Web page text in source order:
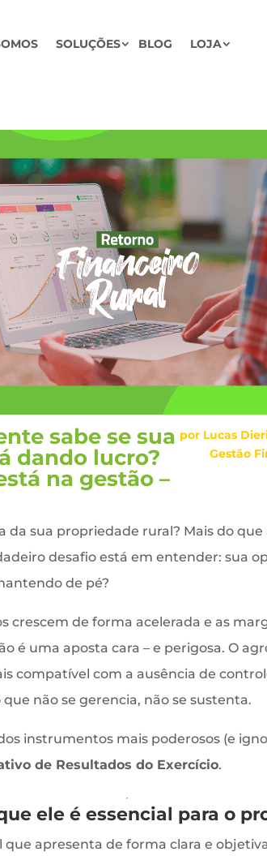
SOLUÇÕES BLOG LOJA
sabe se sua
dando lucro?
na gestão –
por Lucas
Gestão
da sua propriedade rural? Mais do
desafio está em entender: sua
de pé?
crescem de forma acelerada e as
é uma aposta cara – e perigosa. O
compatível com a ausência de
não se gerencia, não se sustenta.
instrumentos mais poderosos (e
de Resultados do Exercício.
ele é essencial para o
apresenta de forma clara e